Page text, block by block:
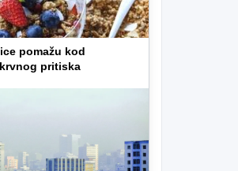
pomažu kod
pritiska